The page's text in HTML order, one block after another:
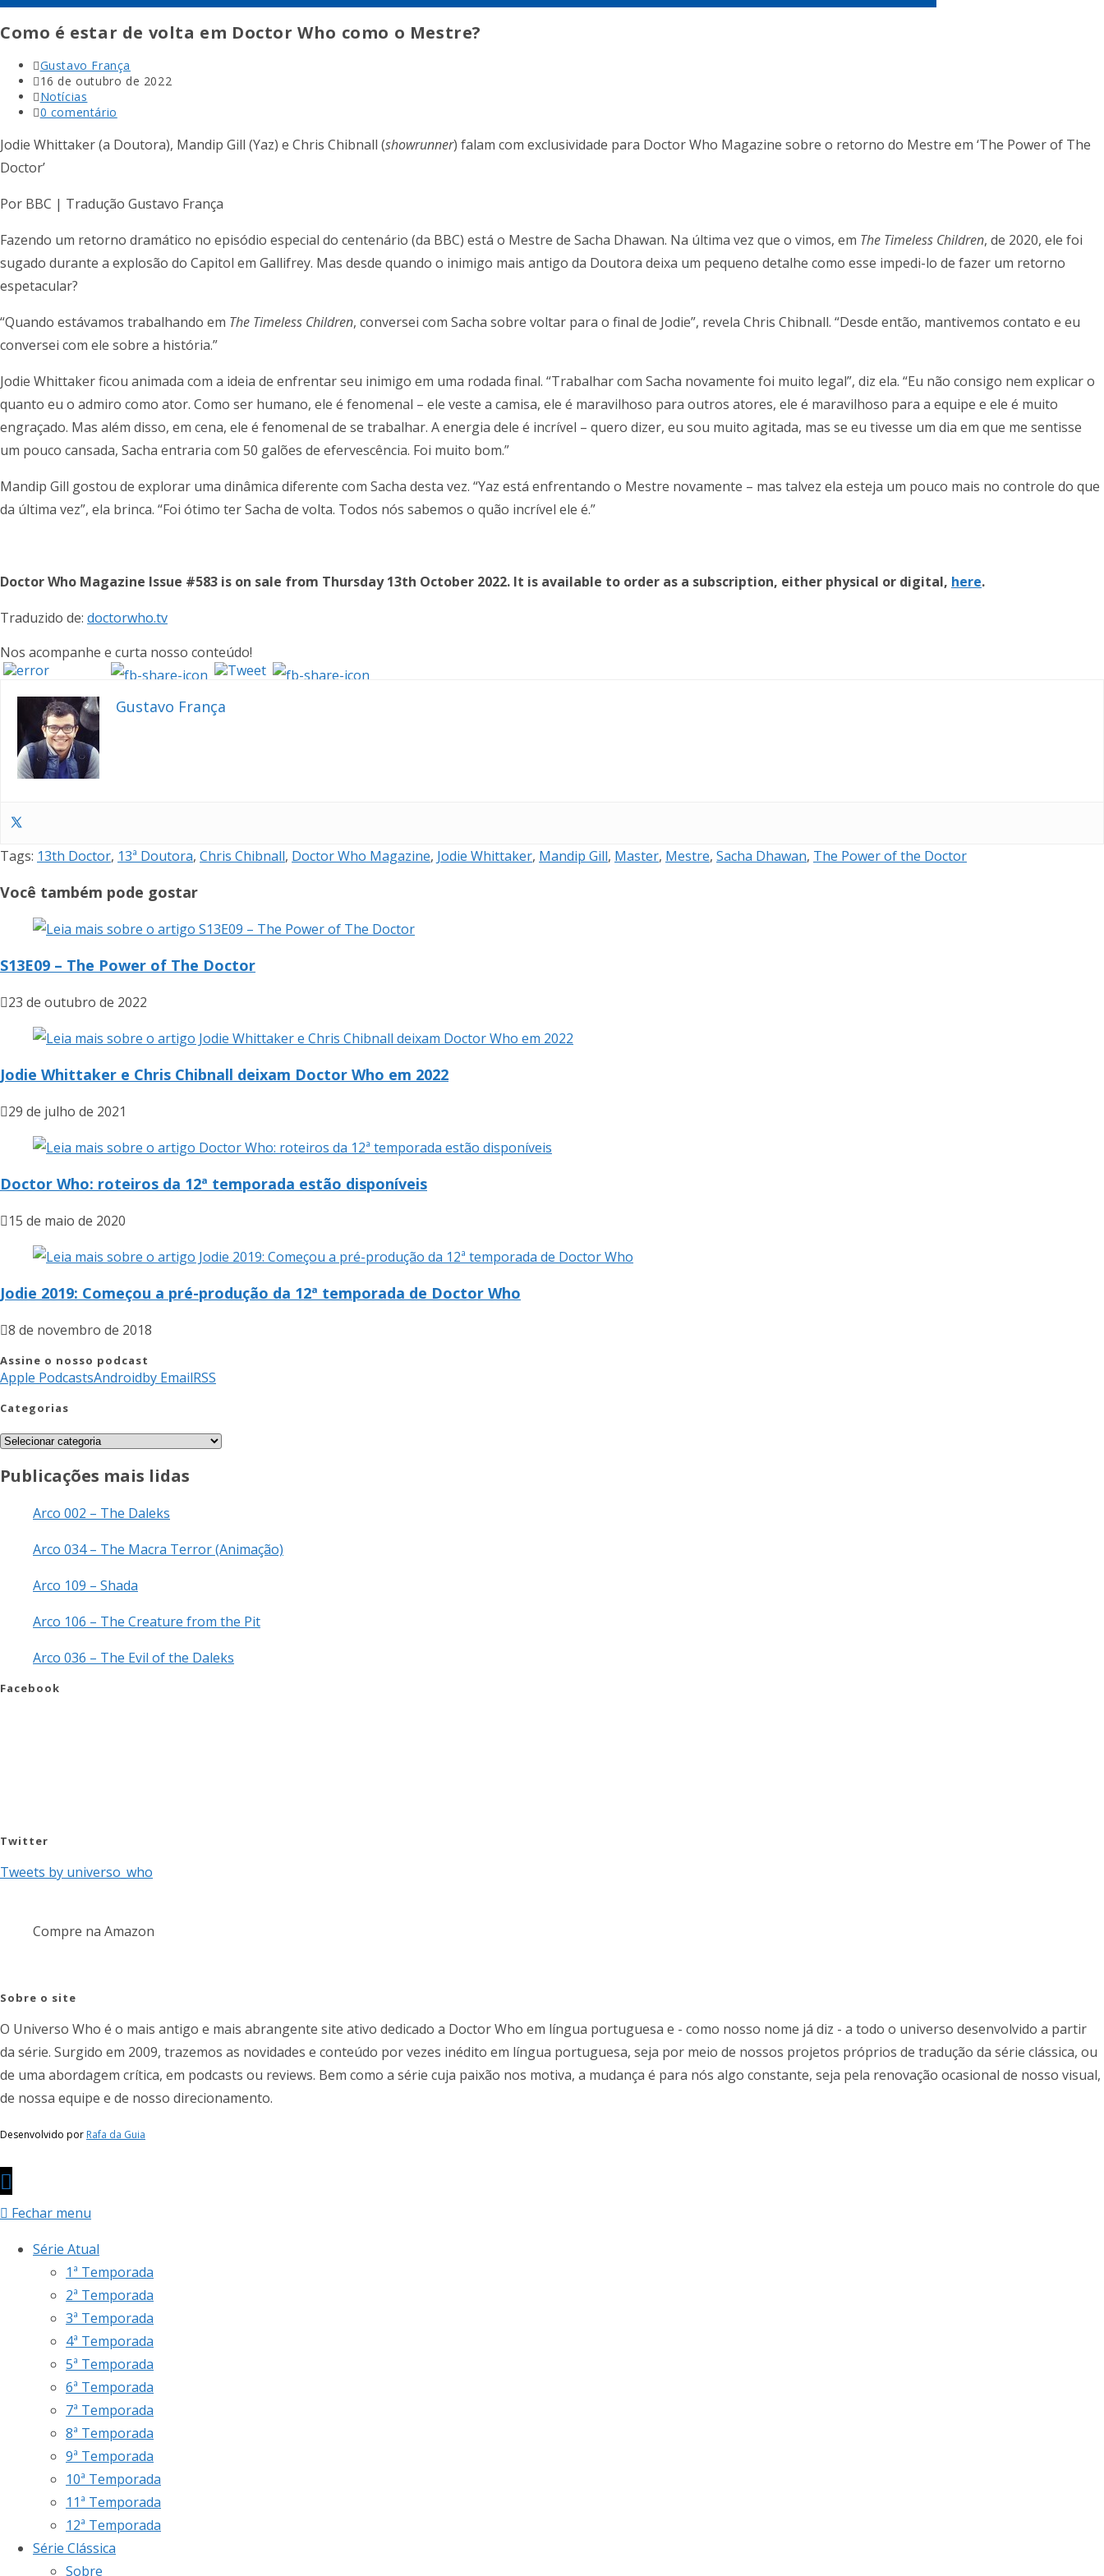
Como é estar de volta em Doctor Who como o Mestre?
Autor
do
post:
Gustavo França
Post
publicado:
16 de outubro de 2022
Categoria
do
Notícias
Comentários
post:
0 comentário
Jodie Whittaker (a Doutora), Mandip Gill (Yaz) e Chris Chibnall (showrunner) falam com exclusividade para Doctor Who Magazine sobre o retorno do Mestre em ‘The Power of The
Doctor’
Por BBC | Tradução Gustavo França
Fazendo um retorno dramático no episódio especial do centenário (da BBC) está o Mestre de Sacha Dhawan. Na última vez que o vimos, em The Timeless Children, de 2020, ele foi
sugado durante a explosão do Capitol em Gallifrey. Mas desde quando o inimigo mais antigo da Doutora deixa um pequeno detalhe como esse impedi-lo de fazer um retorno
espetacular?
“Quando estávamos trabalhando em The Timeless Children, conversei com Sacha sobre voltar para o final de Jodie”, revela Chris Chibnall. “Desde então, mantivemos contato e eu
conversei com ele sobre a história.”
Jodie Whittaker ficou animada com a ideia de enfrentar seu inimigo em uma rodada final. “Trabalhar com Sacha novamente foi muito legal”, diz ela. “Eu não consigo nem explicar o
quanto eu o admiro como ator. Como ser humano, ele é fenomenal – ele veste a camisa, ele é maravilhoso para outros atores, ele é maravilhoso para a equipe e ele é muito
engraçado. Mas além disso, em cena, ele é fenomenal de se trabalhar. A energia dele é incrível – quero dizer, eu sou muito agitada, mas se eu tivesse um dia em que me sentisse
um pouco cansada, Sacha entraria com 50 galões de efervescência. Foi muito bom.”
Mandip Gill gostou de explorar uma dinâmica diferente com Sacha desta vez. “Yaz está enfrentando o Mestre novamente – mas talvez ela esteja um pouco mais no controle do que
da última vez”, ela brinca. “Foi ótimo ter Sacha de volta. Todos nós sabemos o quão incrível ele é.”
Doctor Who Magazine Issue #583 is on sale from Thursday 13th October 2022. It is available to order as a subscription, either physical or digital, here.
Traduzido de: doctorwho.tv
Nos acompanhe e curta nosso conteúdo!
Gustavo França
Tags: 13th Doctor, 13ª Doutora, Chris Chibnall, Doctor Who Magazine, Jodie Whittaker, Mandip Gill, Master, Mestre, Sacha Dhawan, The Power of the Doctor
Você também pode gostar
S13E09 – The Power of The Doctor
23 de outubro de 2022
Jodie Whittaker e Chris Chibnall deixam Doctor Who em 2022
29 de julho de 2021
Doctor Who: roteiros da 12ª temporada estão disponíveis
15 de maio de 2020
Jodie 2019: Começou a pré-produção da 12ª temporada de Doctor Who
8 de novembro de 2018
Assine o nosso podcast
Apple PodcastsAndroidby EmailRSS
Categorias
Categorias
Publicações mais lidas
Arco 002 – The Daleks
Arco 034 – The Macra Terror (Animação)
Arco 109 – Shada
Arco 106 – The Creature from the Pit
Arco 036 – The Evil of the Daleks
Facebook
Twitter
Tweets by universo_who
Compre na Amazon
Sobre o site
O Universo Who é o mais antigo e mais abrangente site ativo dedicado a Doctor Who em língua portuguesa e - como nosso nome já diz - a todo o universo desenvolvido a partir
da série. Surgido em 2009, trazemos as novidades e conteúdo por vezes inédito em língua portuguesa, seja por meio de nossos projetos próprios de tradução da série clássica, ou
de uma abordagem crítica, em podcasts ou reviews. Bem como a série cuja paixão nos motiva, a mudança é para nós algo constante, seja pela renovação ocasional de nosso visual,
de nossa equipe e de nosso direcionamento.
Desenvolvido por Rafa da Guia
Fechar menu
Série Atual
1ª Temporada
2ª Temporada
3ª Temporada
4ª Temporada
5ª Temporada
6ª Temporada
7ª Temporada
8ª Temporada
9ª Temporada
10ª Temporada
11ª Temporada
12ª Temporada
Série Clássica
Sobre